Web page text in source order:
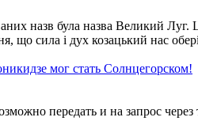
назв була назва Великий
що сила і дух козацький нас
мог стать Солнцегорском!
передать и на запрос